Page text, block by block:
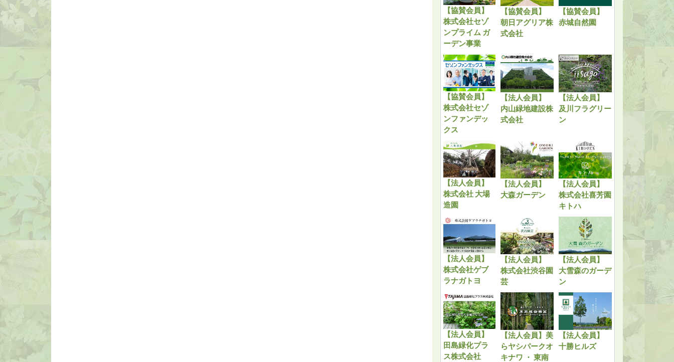
【協賛会員】
株式会社セゾ
ンプライム ガ
ーデン事業
【協賛会員】
朝日アグリア株
式会社
【協賛会員】
赤城自然園
【協賛会員】
株式会社セゾ
ンファンデッ
クス
【法人会員】
内山緑地建設株
式会社
【法人会員】
及川フラグリー
ン
【法人会員】
株式会社 大場
造園
【法人会員】
大森ガーデン
【法人会員】
株式会社喜芳園
キトハ
【法人会員】
株式会社ゲブ
ラナガトヨ
【法人会員】
株式会社渋谷園
芸
【法人会員】
大雪森のガーデ
ン
【法人会員】
田島緑化プラ
ス株式会社
【法人会員】美
らヤシパークオ
キナワ ・ 東南
【法人会員】
十勝ヒルズ